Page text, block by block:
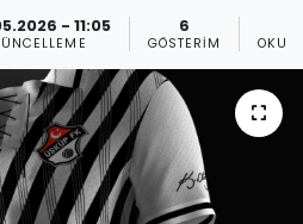
- 11:05 6
GÖSTERIM